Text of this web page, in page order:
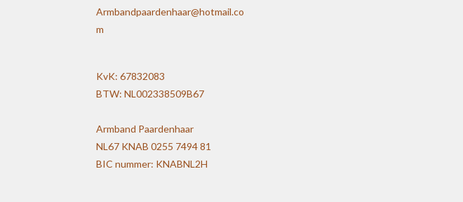
Armbandpaardenhaar@hotmail.co
m
KvK: 67832083
BTW: NL002338509B67
Armband Paardenhaar
NL67 KNAB 0255 7494 81
BIC nummer: KNABNL2H